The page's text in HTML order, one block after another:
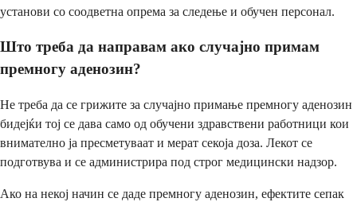
установи со соодветна опрема за следење и обучен персонал.
Што треба да направам ако случајно примам
премногу аденозин?
Не треба да се грижите за случајно примање премногу аденозин
бидејќи тој се дава само од обучени здравствени работници кои
внимателно ја пресметуваат и мерат секоја доза. Лекот се
подготвува и се администрира под строг медицински надзор.
Ако на некој начин се даде премногу аденозин, ефектите сепак